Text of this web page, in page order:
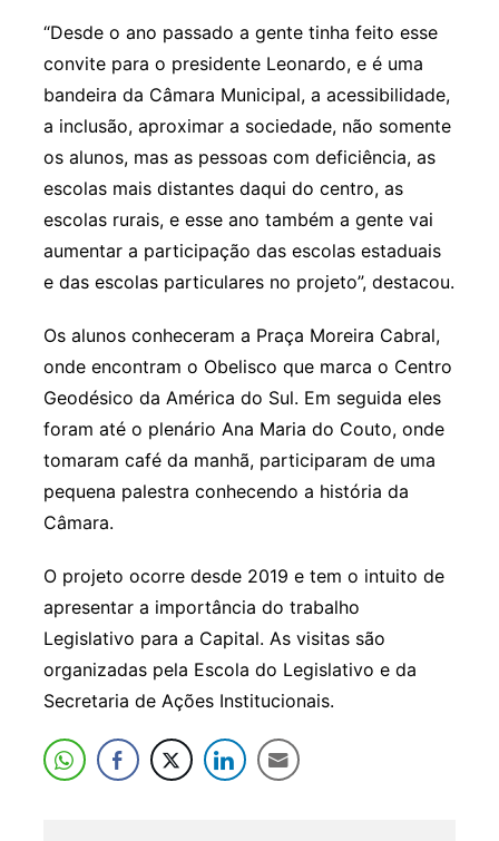
“Desde o ano passado a gente tinha feito esse
convite para o presidente Leonardo, e é uma
bandeira da Câmara Municipal, a acessibilidade,
a inclusão, aproximar a sociedade, não somente
os alunos, mas as pessoas com deficiência, as
escolas mais distantes daqui do centro, as
escolas rurais, e esse ano também a gente vai
aumentar a participação das escolas estaduais
e das escolas particulares no projeto”, destacou.
Os alunos conheceram a Praça Moreira Cabral,
onde encontram o Obelisco que marca o Centro
Geodésico da América do Sul. Em seguida eles
foram até o plenário Ana Maria do Couto, onde
tomaram café da manhã, participaram de uma
pequena palestra conhecendo a história da
Câmara.
O projeto ocorre desde 2019 e tem o intuito de
apresentar a importância do trabalho
Legislativo para a Capital. As visitas são
organizadas pela Escola do Legislativo e da
Secretaria de Ações Institucionais.